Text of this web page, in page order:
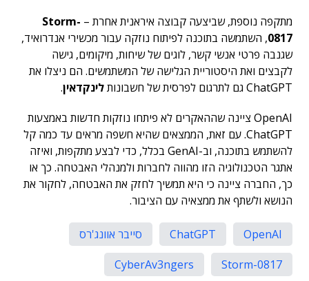
מתקפה נוספת, שביצעה קבוצה איראנית אחרת – Storm-
0817, השתמשה בתוכנה לפיתוח נוזקה עבור מכשירי אנדרואיד,
שגנבה פרטי אנשי קשר, לוגים של שיחות, מיקומים, גישה
לקבצים ואת היסטוריית הגלישה של המשתמשים. הם ניצלו את
ChatGPT גם לתרגום לפרסית של חשבונות
לינקדאין.
OpenAI ציינה שההאקרים לא פיתחו נוזקות חדשות באמצעות
ChatGPT. עם זאת, הממצאים שהיא חשפה מראים עד כמה קל
להשתמש בתוכנה, וב-GenAI בכלל, כדי לבצע מתקפות, ואיזה
אתגר הטכנולוגיה הזו מהווה לחברות ולמנהלי האבטחה. כך או
כך, החברה ציינה כי היא תמשיך לחזק את האבטחה, לחקור את
הנושא ולשתף את ממצאיה עם הציבור.
OpenAI
ChatGPT
סייבר אוונג'רס
Storm-0817
CyberAv3ngers